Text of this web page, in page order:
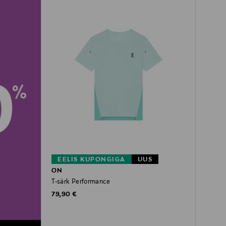
EELIS KUPONGIGA
UUS
ON
T-särk Performance
Original Price
79,90 €